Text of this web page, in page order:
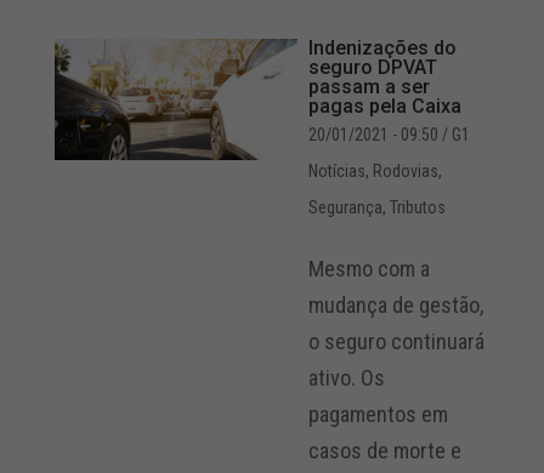
Indenizações do
seguro DPVAT
passam a ser
pagas pela Caixa
20/01/2021 - 09:50 / G1
Notícias, Rodovias,
Segurança, Tributos
Mesmo com a
mudança de gestão,
o seguro continuará
ativo. Os
pagamentos em
casos de morte e